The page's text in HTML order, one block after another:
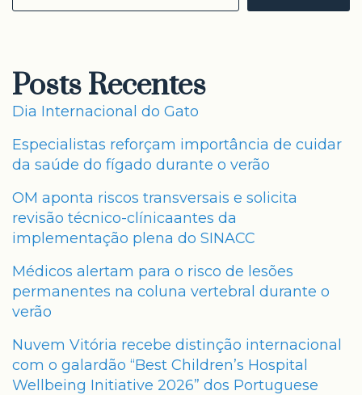
Posts Recentes
Dia Internacional do Gato
Especialistas reforçam importância de cuidar
da saúde do fígado durante o verão
OM aponta riscos transversais e solicita
revisão técnico-clínicaantes da
implementação plena do SINACC
Médicos alertam para o risco de lesões
permanentes na coluna vertebral durante o
verão
Nuvem Vitória recebe distinção internacional
com o galardão “Best Children’s Hospital
Wellbeing Initiative 2026” dos Portuguese